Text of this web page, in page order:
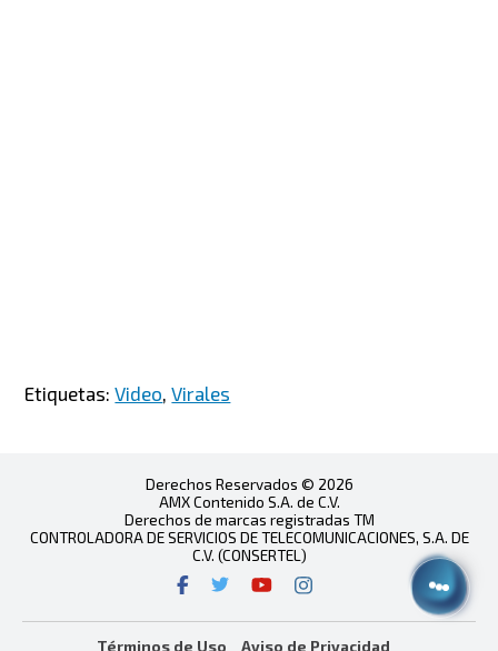
Etiquetas:Video ,Virales
Derechos Reservados © 2026
AMX Contenido S.A. de C.V.
Derechos de marcas registradas TM
CONTROLADORA DE SERVICIOS DE TELECOMUNICACIONES, S.A. DE
C.V. (CONSERTEL)
Términos de Uso Aviso de Privacidad